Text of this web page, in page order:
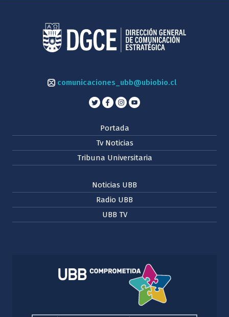
comunicaciones_ubb@ubiobio.cl
Portada
Tv Noticias
Tribuna Universitaria
Noticias UBB
Radio UBB
UBB TV